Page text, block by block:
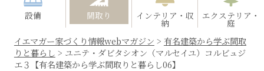
設備 間取り インテリア・収
納
エクステリア・
庭
イエマガー家づくり情報webマガジン > 有名建築から学ぶ間取
りと暮らし > ユニテ・ダビタシオン（マルセイユ）コルビュジ
エ３【有名建築から学ぶ間取りと暮らし06】